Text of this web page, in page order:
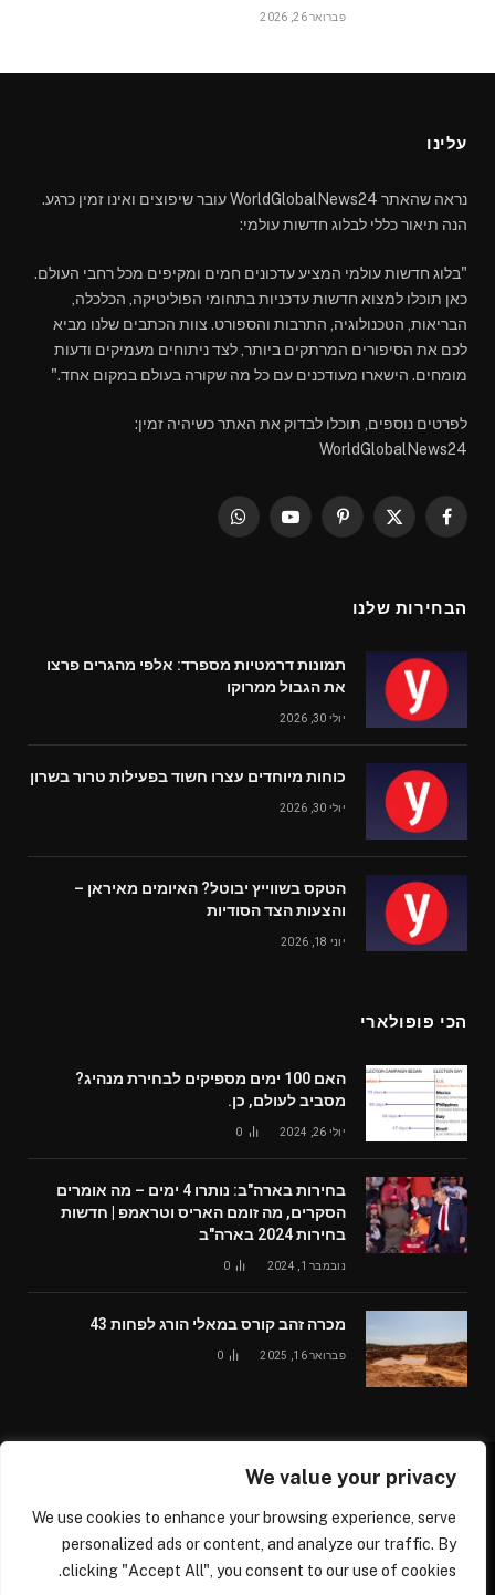
We value your privacy
We use cookies to enhance your browsing experience, serve
personalized ads or content, and analyze our traffic. By
clicking "Accept All", you consent to our use of cookies.
פברואר 26, 2026
עלינו
נראה שהאתר WorldGlobalNews24 עובר שיפוצים ואינו זמין כרגע.
הנה תיאור כללי לבלוג חדשות עולמי:
"בלוג חדשות עולמי המציע עדכונים חמים ומקיפים מכל רחבי העולם.
כאן תוכלו למצוא חדשות עדכניות בתחומי הפוליטיקה, הכלכלה,
הבריאות, הטכנולוגיה, התרבות והספורט. צוות הכתבים שלנו מביא
לכם את הסיפורים המרתקים ביותר, לצד ניתוחים מעמיקים ודעות
מומחים. הישארו מעודכנים עם כל מה שקורה בעולם במקום אחד."
לפרטים נוספים, תוכלו לבדוק את האתר כשיהיה זמין:
WorldGlobalNews24
Facebook
X
Pinterest
YouTube
WhatsApp
הבחירות שלנו
תמונות דרמטיות מספרד: אלפי מהגרים פרצו
את הגבול ממרוקו
יולי 30, 2026
כוחות מיוחדים עצרו חשוד בפעילות טרור בשרון
יולי 30, 2026
הטקס בשווייץ יבוטל? האיומים מאיראן –
והצעות הצד הסודיות
יוני 18, 2026
הכי פופולארי
האם 100 ימים מספיקים לבחירת מנהיג?
מסביב לעולם, כן.
יולי 26, 2024 0
בחירות בארה"ב: נותרו 4 ימים – מה אומרים
הסקרים, מה זומם האריס וטראמפ | חדשות
בחירות 2024 בארה"ב
נובמבר 1, 2024 0
מכרה זהב קורס במאלי הורג לפחות 43
פברואר 16, 2025 0
עלינו
צור קשר
דרושים נהגים בכל הארץ ומכל הסוגים, נהגי משאיות, נהגי אוטובוס